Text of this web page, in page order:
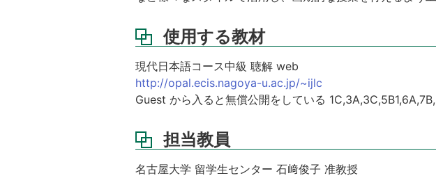
使用する教材
現代日本語コース中級 聴解 web
http://opal.ecis.nagoya-u.ac.jp/~ijlc
Guest から入ると無償公開をしている
担当教員
名古屋大学 留学生センター 石﨑俊子 准教授